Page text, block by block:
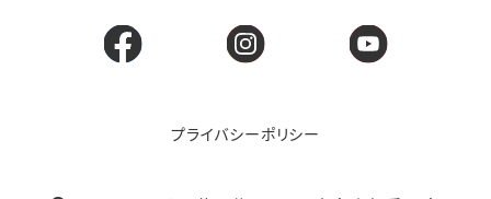
プライバシーポリシー